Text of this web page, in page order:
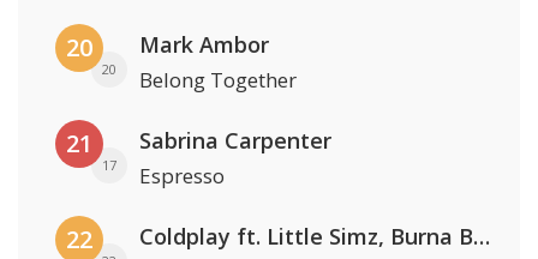
20
20
Mark Ambor
Belong Together
21
17
Sabrina Carpenter
Espresso
22 Coldplay ft. Little Simz, Burna Boy, Elyanna & Tini